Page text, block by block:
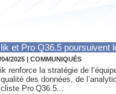
et Pro Q36.5 poursuivent
04/2025 | COMMUNIQUÉS
renforce la stratégie de
qualité des données, de
Pro Q36.5...